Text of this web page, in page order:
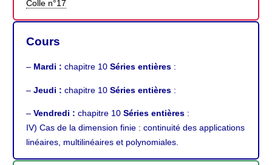
Colle n°17
Cours
– Mardi : chapitre 10 Séries entières :
– Jeudi : chapitre 10 Séries entières :
– Vendredi : chapitre 10 Séries entières :
IV) Cas de la dimension finie : continuité des applications
linéaires, multilinéaires et polynomiales.